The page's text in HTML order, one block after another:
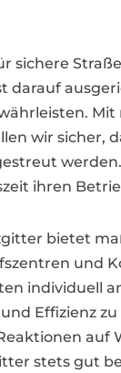
sichere
darauf
wir sicher,
ihren
bietet
und
individuell
Effizienz
auf
stets gut